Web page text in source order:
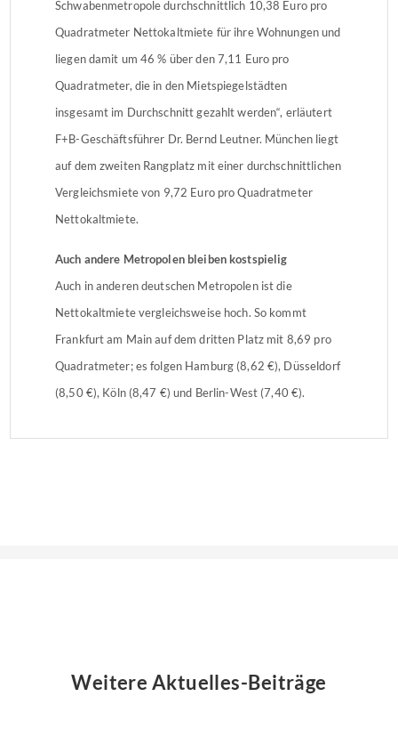
Schwabenmetropole durchschnittlich 10,38 Euro pro
Quadratmeter Nettokaltmiete für ihre Wohnungen und
liegen damit um 46 % über den 7,11 Euro pro
Quadratmeter, die in den Mietspiegelstädten
insgesamt im Durchschnitt gezahlt werden“, erläutert
F+B-Geschäftsführer Dr. Bernd Leutner. München liegt
auf dem zweiten Rangplatz mit einer durchschnittlichen
Vergleichsmiete von 9,72 Euro pro Quadratmeter
Nettokaltmiete.
Auch andere Metropolen bleiben kostspielig
Auch in anderen deutschen Metropolen ist die
Nettokaltmiete vergleichsweise hoch. So kommt
Frankfurt am Main auf dem dritten Platz mit 8,69 pro
Quadratmeter; es folgen Hamburg (8,62 €), Düsseldorf
(8,50 €), Köln (8,47 €) und Berlin-West (7,40 €).
Weitere Aktuelles-Beiträge